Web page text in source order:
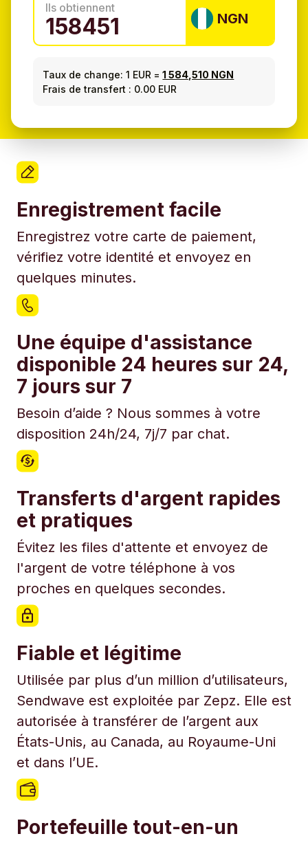
Ils obtiennent
NGN
Taux de change: 1 EUR =1 584,510 NGN
Frais de transfert : 0.00 EUR
Enregistrement facile
Enregistrez votre carte de paiement,
vérifiez votre identité et envoyez en
quelques minutes.
Une équipe d'assistance
disponible 24 heures sur 24,
7 jours sur 7
Besoin d’aide ? Nous sommes à votre
disposition 24h/24, 7j/7 par chat.
Transferts d'argent rapides
et pratiques
Évitez les files d'attente et envoyez de
l'argent de votre téléphone à vos
proches en quelques secondes.
Fiable et légitime
Utilisée par plus d’un million d’utilisateurs,
Sendwave est exploitée par Zepz. Elle est
autorisée à transférer de l’argent aux
États-Unis, au Canada, au Royaume-Uni
et dans l’UE.
Portefeuille tout-en-un